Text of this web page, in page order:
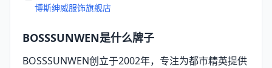
博斯绅威服饰旗舰店
BOSSSUNWEN是什么牌子
BOSSSUNWEN创立于2002年，专注为都市精英提供